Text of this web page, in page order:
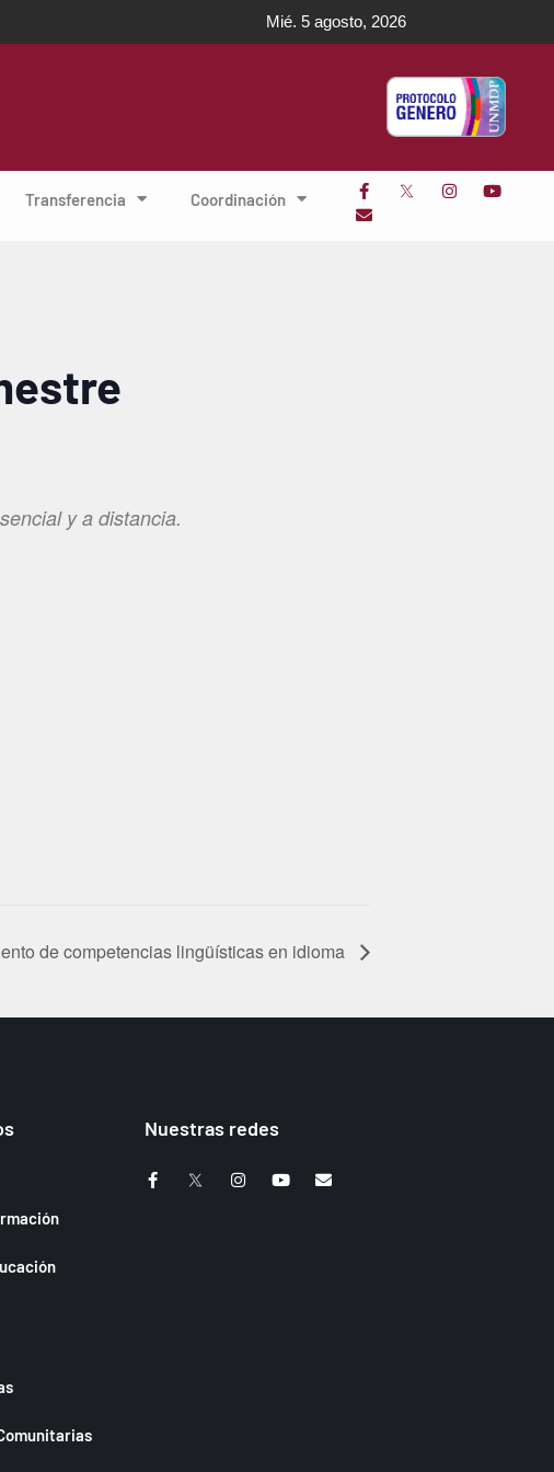
Mié. 5 agosto, 2026
Transferencia Coordinación
y a distancia.
de competencias lingüísticas en idioma
Nuestras redes